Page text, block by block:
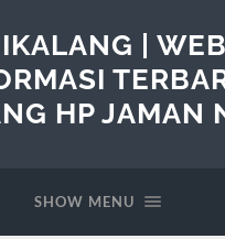
|
HP JAMAN
SHOW MENU